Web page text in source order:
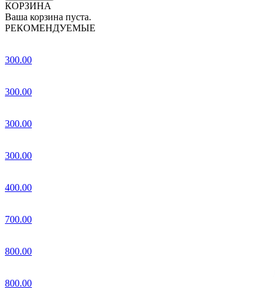
КОРЗИНА
Ваша корзина пуста.
РЕКОМЕНДУЕМЫЕ
300.00
300.00
300.00
300.00
400.00
700.00
800.00
800.00